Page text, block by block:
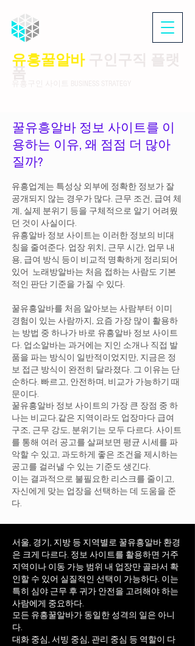
유흥꿀알바구인구직 플랫
꿀유흥알바 정보 사이트를 이
용하는 이유, 왜 점점 더 많아
질까?
유흥업계는 특성상 외부에 정확한 정보가 잘
공개되지 않는 경우가 많다. 근무 조건, 급여 체
계, 실제 분위기 등을 구체적으로 알기 어려웠
던 것이 사실이다.
유흥알바 정보 사이트는 이러한 정보의 비대
칭을 줄여준다. 업장 위치, 근무 시간, 업무 내
용, 급여 방식 등이 비교적 명확하게 정리되어
있어 노래방알바는 처음 접하는 사람도 기본
적인 판단 기준을 가질 수 있다.
꿀유흥알바를 처음 알아보는 사람부터 이미
경험이 있는 사람까지, 요즘 가장 많이 활용하
는 방법 중 하나가 바로 유흥알바 정보 사이트
다. 업소알바는 과거에는 지인 소개나 직접 발
품을 파는 방식이 일반적이었지만, 지금은 정
보 접근 방식이 완전히 달라졌다. 그 이유는 단
순하다. 빠르고, 안전하며, 비교가 가능하기 때
문이다.
꿀유흥알바 정보 사이트의 가장 큰 장점 중 하
나는 비교다.같은 지역이라도 업장마다 급여
구조, 근무 강도, 분위기는 모두 다르다. 사이트
를 통해 여러 공고를 살펴보면 평균 시세를 파
악할 수 있고, 과도하게 좋은 조건을 제시하는
공고를 걸러낼 수 있는 기준도 생긴다.
이는 결과적으로 불필요한 리스크를 줄이고,
자신에게 맞는 업장을 선택하는 데 도움을 준
다.
서울, 경기, 지방 등 지역별로 꿀유흥알바 환경
은 크게 다르다. 정보 사이트를 활용하면 거주
지역이나 이동 가능 범위 내 업장만 골라서 확
인할 수 있어 실질적인 선택이 가능하다. 이는
특히 심야 근무 후 귀가 안전을 고려해야 하는
사람에게 중요하다.
모든 유흥꿀알바가 동일한 성격의 일은 아니
다.
대화 중심, 서빙 중심, 관리 중심 등 역할이 다